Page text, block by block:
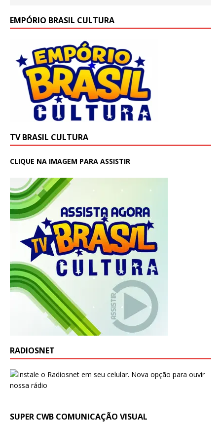
EMPÓRIO BRASIL CULTURA
TV BRASIL CULTURA
CLIQUE NA IMAGEM PARA ASSISTIR
RADIOSNET
SUPER CWB COMUNICAÇÃO VISUAL